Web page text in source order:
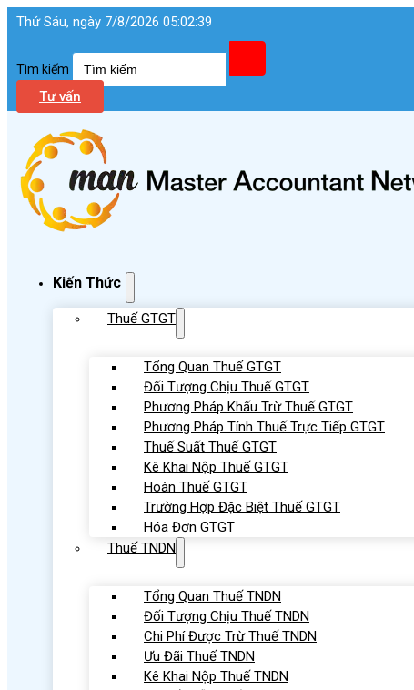
Thứ Sáu, ngày 7/8/2026 05:02:40
Tìm kiếm
Tư vấn
Kiến Thức
Thuế GTGT
Tổng Quan Thuế GTGT
Đối Tượng Chịu Thuế GTGT
Phương Pháp Khấu Trừ Thuế GTGT
Phương Pháp Tính Thuế Trực Tiếp GTGT
Thuế Suất Thuế GTGT
Kê Khai Nộp Thuế GTGT
Hoàn Thuế GTGT
Trường Hợp Đặc Biệt Thuế GTGT
Hóa Đơn GTGT
Thuế TNDN
Tổng Quan Thuế TNDN
Đối Tượng Chịu Thuế TNDN
Chi Phí Được Trừ Thuế TNDN
Ưu Đãi Thuế TNDN
Kê Khai Nộp Thuế TNDN